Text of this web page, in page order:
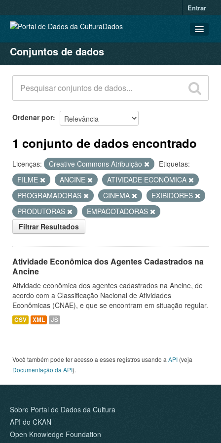
Entrar
CONJUNTOS DE DADOS
ORGANIZAÇÕES
GRUPOS
SOBRE
Conjuntos de dados
Ordenar por
1 conjunto de dados encontrado
Licenças: Creative Commons Atribuição
Etiquetas:
FILME
ANCINE
ATIVIDADE ECONÔMICA
PROGRAMADORAS
CINEMA
EXIBIDORES
PRODUTORAS
EMPACOTADORAS
Filtrar Resultados
Atividade Econômica dos Agentes Cadastrados na
Ancine
Atividade econômica dos agentes cadastrados na Ancine, de
acordo com a Classificação Nacional de Atividades
Econômicas (CNAE), e que se encontram em situação regular.
CSV XML JS
Você também pode ter acesso a esses registros usando a API (veja
Documentação da API).
Sobre Portal de Dados da Cultura
API do CKAN
Open Knowledge Foundation